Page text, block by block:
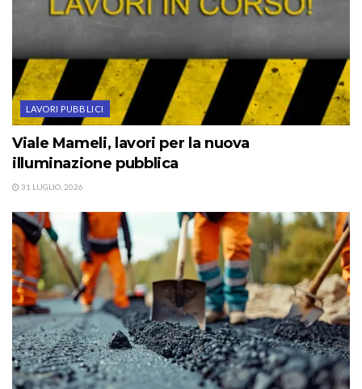
LAVORI PUBBLICI
Viale Mameli, lavori per la nuova
illuminazione pubblica
31 LUGLIO, 2026